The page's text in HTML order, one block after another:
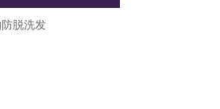
脱洗发